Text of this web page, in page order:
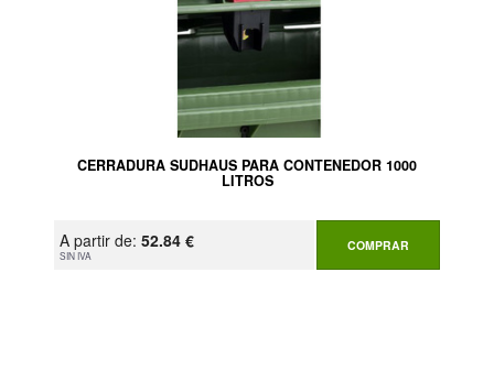
CERRADURA SUDHAUS PARA CONTENEDOR 1000
LITROS
A partir de: 52.84 €
SIN IVA
COMPRAR